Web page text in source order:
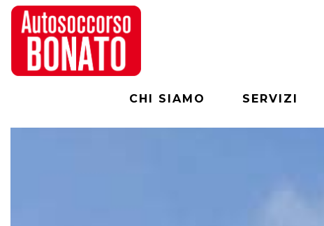
CHI SIAMO SERVIZI